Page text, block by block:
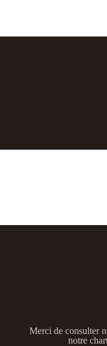
Merci de consulter
notre